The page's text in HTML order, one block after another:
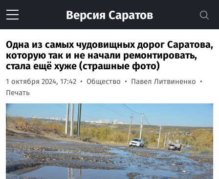
Версия Саратов
Одна из самых чудовищных дорог Саратова,
которую так и не начали ремонтировать,
стала ещё хуже (страшные фото)
1 октября 2024, 17:42 Общество
Павел Литвиненко
Печать